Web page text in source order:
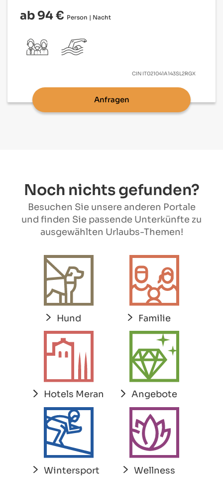
ab 94 € Person | Nacht
CIN IT021041A143SL2RGX
Anfragen
Noch nichts gefunden?
Besuchen Sie unsere anderen Portale
und finden Sie passende Unterkünfte zu
ausgewählten Urlaubs-Themen!
Hund Familie
Hotels Meran Angebote
Wintersport Wellness